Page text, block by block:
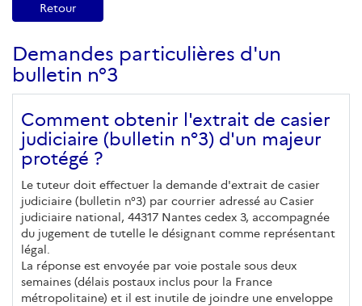
Retour
Demandes particulières d'un
bulletin n°3
Comment obtenir l'extrait de casier
judiciaire (bulletin n°3) d'un majeur
protégé ?
Le tuteur doit effectuer la demande d'extrait de casier
judiciaire (bulletin n°3) par courrier adressé au Casier
judiciaire national, 44317 Nantes cedex 3, accompagnée
du jugement de tutelle le désignant comme représentant
légal.
La réponse est envoyée par voie postale sous deux
semaines (délais postaux inclus pour la France
métropolitaine) et il est inutile de joindre une enveloppe